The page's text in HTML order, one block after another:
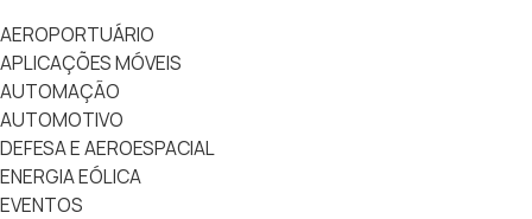
AEROPORTUÁRIO
APLICAÇÕES MÓVEIS
AUTOMAÇÃO
AUTOMOTIVO
DEFESA E AEROESPACIAL
ENERGIA EÓLICA
EVENTOS